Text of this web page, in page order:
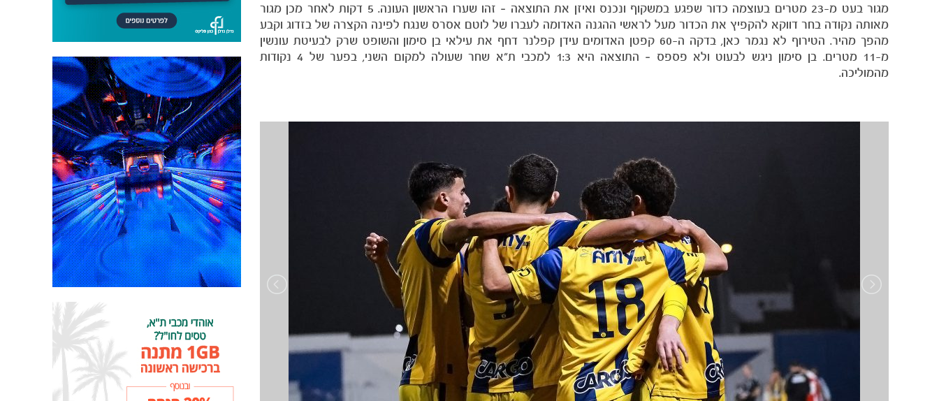
מגור בעט מ-23 מטרים בעוצמה כדור שפגע במשקוף ונכנס ואיזן את התוצאה – זהו שערו הראשון העונה. 5 דקות לאחר מכן מגור
מאותה נקודה בחר דווקא להקפיץ את הכדור מעל לראשי ההגנה האדומה לעברו של לוטם אסרס שנגח לפינה הקצרה של בזדוג וקבע
מהפך מהיר. הטירוף לא נגמר כאן, בדקה ה-60 קפטן האדומים עידן קפלנר דחף את עילאי בן סימון והשופט שרק לבעיטת עונשין
מ-11 מטרים. בן סימון ניגש לבעוט ולא פספס – התוצאה היא 1:3 למכבי ת״א שחר שעולה למקום השני, בפער של 4 נקודות
מהמוליכה.